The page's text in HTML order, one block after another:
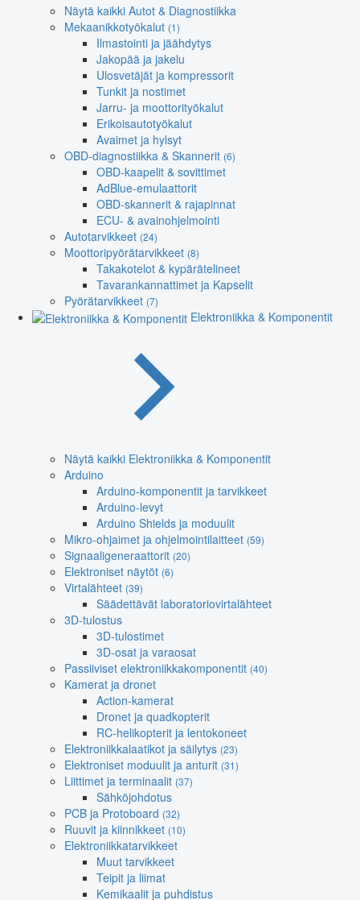
Näytä kaikki Autot & Diagnostiikka
Mekaanikkotyökalut (1)
Ilmastointi ja jäähdytys
Jakopää ja jakelu
Ulosvetäjät ja kompressorit
Tunkit ja nostimet
Jarru- ja moottorityökalut
Erikoisautotyökalut
Avaimet ja hylsyt
OBD-diagnostiikka & Skannerit (6)
OBD-kaapelit & sovittimet
AdBlue-emulaattorit
OBD-skannerit & rajapinnat
ECU- & avainohjelmointi
Autotarvikkeet (24)
Moottoripyörätarvikkeet (8)
Takakotelot & kypärätelineet
Tavarankannattimet ja Kapselit
Pyörätarvikkeet (7)
Elektroniikka & Komponentit
Näytä kaikki Elektroniikka & Komponentit
Arduino
Arduino-komponentit ja tarvikkeet
Arduino-levyt
Arduino Shields ja moduulit
Mikro-ohjaimet ja ohjelmointilaitteet (59)
Signaaligeneraattorit (20)
Elektroniset näytöt (6)
Virtalähteet (39)
Säädettävät laboratoriovirtalähteet
3D-tulostus
3D-tulostimet
3D-osat ja varaosat
Passiiviset elektroniikkakomponentit (40)
Kamerat ja dronet
Action-kamerat
Dronet ja quadkopterit
RC-helikopterit ja lentokoneet
Elektroniikkalaatikot ja säilytys (23)
Elektroniset moduulit ja anturit (31)
Liittimet ja terminaalit (37)
Sähköjohdotus
PCB ja Protoboard (32)
Ruuvit ja kiinnikkeet (10)
Elektroniikkatarvikkeet
Muut tarvikkeet
Teipit ja liimat
Kemikaalit ja puhdistus